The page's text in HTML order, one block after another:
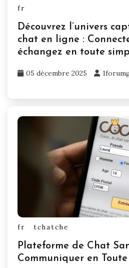
fr
Découvrez l’univers
chat en ligne :
échangez en toute
05 décembre 2025
fr tchatche
Plateforme de Chat
Communiquer en